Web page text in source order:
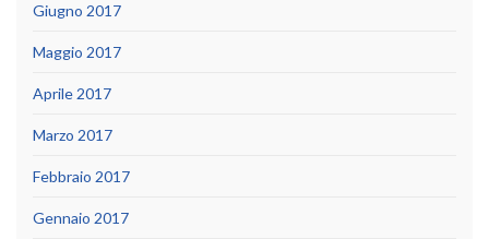
Giugno 2017
Maggio 2017
Aprile 2017
Marzo 2017
Febbraio 2017
Gennaio 2017